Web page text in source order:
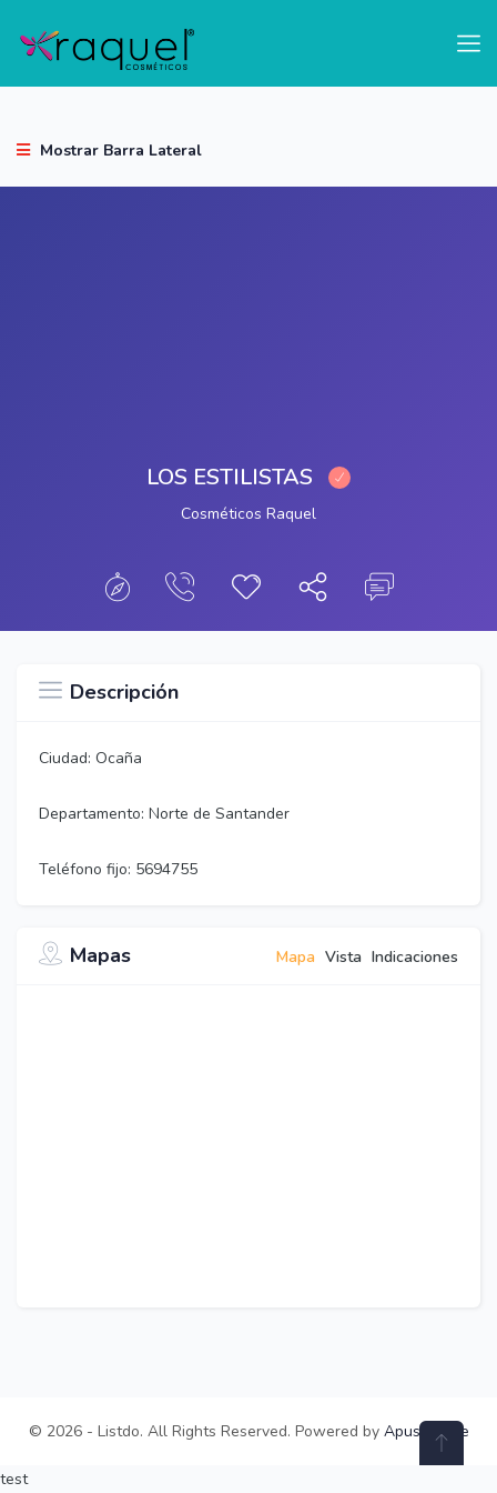
Mostrar Barra Lateral
LOS ESTILISTAS
Cosméticos Raquel
Descripción
Ciudad: Ocaña
Departamento: Norte de Santander
Teléfono fijo: 5694755
Mapas Mapa Vista Indicaciones
© 2026 - Listdo. All Rights Reserved. Powered by ApusTheme
test